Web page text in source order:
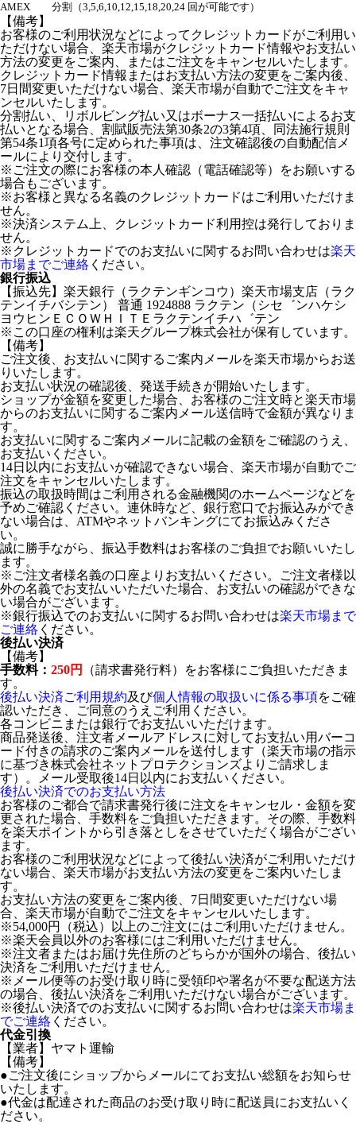
AMEX
分割（3,5,6,10,12,15,18,20,24 回が可能です）
【備考】
お客様のご利用状況などによってクレジットカードがご利用い
ただけない場合、楽天市場がクレジットカード情報やお支払い
方法の変更をご案内、またはご注文をキャンセルいたします。
クレジットカード情報またはお支払い方法の変更をご案内後、
7日間変更いただけない場合、楽天市場が自動でご注文をキャ
ンセルいたします。
分割払い、リボルビング払い又はボーナス一括払いによるお支
払いとなる場合、割賦販売法第30条2の3第4項、同法施行規則
第54条1項各号に定められた事項は、注文確認後の自動配信メ
ールにより交付します。
※ご注文の際にお客様の本人確認（電話確認等）をお願いする
場合もございます。
※お客様と異なる名義のクレジットカードはご利用いただけま
せん。
※決済システム上、クレジットカード利用控は発行しておりま
せん。
※クレジットカードでのお支払いに関するお問い合わせは楽天
市場までご連絡 ください。
銀行振込
【振込先】楽天銀行（ラクテンギンコウ）楽天市場支店（ラク
テンイチバシテン） 普通 1924888 ラクテン（シセ゛ンハケシ
ヨウヒンＥＣＯＷＨＩＴＥラクテンイチハ゛テン
※この口座の権利は楽天グループ株式会社が保有しています。
【備考】
ご注文後、お支払いに関するご案内メールを楽天市場からお送
りいたします。
お支払い状況の確認後、発送手続きが開始いたします。
ショップが金額を変更した場合、お客様のご注文時と楽天市場
からのお支払いに関するご案内メール送信時で金額が異なりま
す。
お支払いに関するご案内メールに記載の金額をご確認のうえ、
お支払いください。
14日以内にお支払いが確認できない場合、楽天市場が自動でご
注文をキャンセルいたします。
振込の取扱時間はご利用される金融機関のホームページなどを
予めご確認ください。連休時など、銀行窓口でお振込みができ
ない場合は、ATMやネットバンキングにてお振込みくださ
い。
誠に勝手ながら、振込手数料はお客様のご負担でお願いいたし
ます。
※ご注文者様名義の口座よりお支払いください。ご注文者様以
外の名義でお支払いいただいた場合、お支払いの確認ができな
い場合がございます。
※銀行振込でのお支払いに関するお問い合わせは楽天市場まで
ご連絡 ください。
後払い決済
【備考】
手数料： 250円
（請求書発行料）をお客様にご負担いただきま
す。
後払い決済ご利用規約及び個人情報の取扱いに係る事項をご確
認いただき、ご同意のうえご利用ください。
各コンビニまたは銀行でお支払いいただけます。
商品発送後、注文者メールアドレスに対してお支払い用バーコ
ード付きの請求のご案内メールを送付します（楽天市場の指示
に基づき株式会社ネットプロテクションズよりご請求しま
す）。メール受取後14日以内にお支払いください。
後払い決済でのお支払い方法
お客様のご都合で請求書発行後に注文をキャンセル・金額を変
更された場合、手数料をご負担いただきます。その際、手数料
を楽天ポイントから引き落としをさせていただく場合がござい
ます。
お客様のご利用状況などによって後払い決済がご利用いただけ
ない場合、楽天市場がお支払い方法の変更をご案内いたしま
す。
お支払い方法の変更をご案内後、7日間変更いただけない場
合、楽天市場が自動でご注文をキャンセルいたします。
※54,000円（税込）以上のご注文にはご利用いただけません。
※楽天会員以外のお客様にはご利用いただけません。
※注文者またはお届け先住所のどちらかが国外の場合、後払い
決済をご利用いただけません。
※メール便等のお受け取り時に受領印や署名が不要な配送方法
の場合、後払い決済をご利用いただけない場合がございます。
※後払い決済でのお支払いに関するお問い合わせは楽天市場ま
でご連絡 ください。
代金引換
【業者】ヤマト運輸
【備考】
●ご注文後にショップからメールにてお支払い総額をお知らせ
いたします。
●代金は配達された商品のお受け取り時に配送員にお支払いく
ださい。